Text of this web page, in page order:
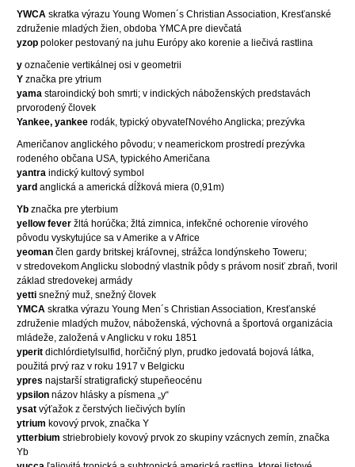
YWCA skratka výrazu Young Women´s Christian Association, Kresťanské
združenie mladých žien, obdoba YMCA pre dievčatá
yzop poloker pestovaný na juhu Európy ako korenie a liečivá rastlina
y označenie vertikálnej osi v geometrii
Y značka pre ytrium
yama staroindický boh smrti; v indických náboženských predstavách
prvorodený človek
Yankee, yankee rodák, typický obyvateľNového Anglicka; prezývka
Američanov anglického pôvodu; v neamerickom prostredí prezývka
rodeného občana USA, typického Američana
yantra indický kultový symbol
yard anglická a americká dĺžková miera (0,91m)
Yb značka pre yterbium
yellow fever žltá horúčka; žltá zimnica, infekčné ochorenie vírového
pôvodu vyskytujúce sa v Amerike a v Africe
yeoman člen gardy britskej kráľovnej, strážca londýnskeho Toweru;
v stredovekom Anglicku slobodný vlastník pôdy s právom nosiť zbraň, tvoril
základ stredovekej armády
yetti snežný muž, snežný človek
YMCA skratka výrazu Young Men´s Christian Association, Kresťanské
združenie mladých mužov, náboženská, výchovná a športová organizácia
mládeže, založená v Anglicku v roku 1851
yperit dichlórdietylsulfid, horčičný plyn, prudko jedovatá bojová látka,
použitá prvý raz v roku 1917 v Belgicku
ypres najstarší stratigrafický stupeňeocénu
ypsilon názov hlásky a písmena „y“
ysat výťažok z čerstvých liečivých bylín
ytrium kovový prvok, značka Y
ytterbium striebrobiely kovový prvok zo skupiny vzácnych zemín, značka
Yb